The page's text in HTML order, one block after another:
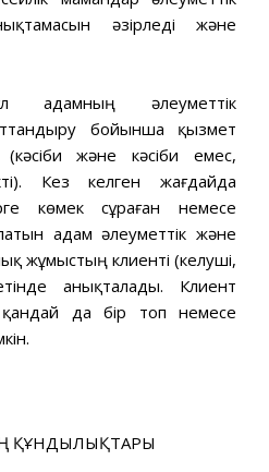
әзірледі және
адамның әлеуметтік
бойынша қызмет
және кәсіби емес,
Кез келген жағдайда
көмек сұраған немесе
адам әлеуметтік және
жұмыстың клиенті (келуші,
анықталады. Клиент
да бір топ немесе
ҚҰНДЫЛЫҚТАРЫ